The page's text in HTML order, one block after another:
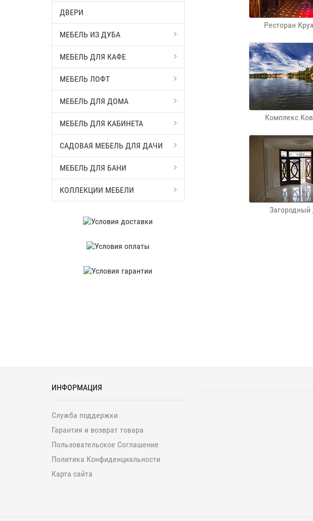
ДВЕРИ
МЕБЕЛЬ ИЗ ДУБА
МЕБЕЛЬ ДЛЯ КАФЕ
МЕБЕЛЬ ЛОФТ
МЕБЕЛЬ ДЛЯ ДОМА
МЕБЕЛЬ ДЛЯ КАБИНЕТА
САДОВАЯ МЕБЕЛЬ ДЛЯ ДАЧИ
МЕБЕЛЬ ДЛЯ БАНИ
КОЛЛЕКЦИИ МЕБЕЛИ
Ресторан
Комплекс
ИНФОРМАЦИЯ
Служба поддержки
Гарантия и возврат товара
Пользовательское Соглашение
Политика Конфиденциальности
Карта сайта